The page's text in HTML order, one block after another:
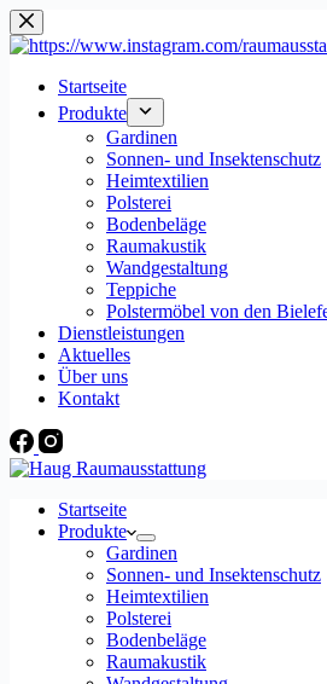
Startseite
Produkte
Gardinen
Sonnen- und Insektenschutz
Heimtextilien
Polsterei
Bodenbeläge
Raumakustik
Wandgestaltung
Teppiche
Polstermöbel von den
Dienstleistungen
Aktuelles
Über uns
Kontakt
Startseite
Produkte
Gardinen
Sonnen- und Insektenschutz
Heimtextilien
Polsterei
Bodenbeläge
Raumakustik